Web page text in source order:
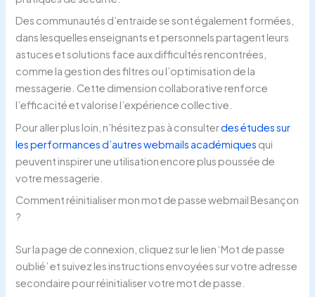
Des communautés d’entraide se sont également formées,
dans lesquelles enseignants et personnels partagent leurs
astuces et solutions face aux difficultés rencontrées,
comme la gestion des filtres ou l’optimisation de la
messagerie. Cette dimension collaborative renforce
l’efficacité et valorise l’expérience collective.
Pour aller plus loin, n’hésitez pas à consulterdes études sur
les performances d’autres webmails académiques qui
peuvent inspirer une utilisation encore plus poussée de
votre messagerie.
Comment réinitialiser mon mot de passe webmail Besançon
?
Sur la page de connexion, cliquez sur le lien ‘Mot de passe
oublié’ et suivez les instructions envoyées sur votre adresse
secondaire pour réinitialiser votre mot de passe.